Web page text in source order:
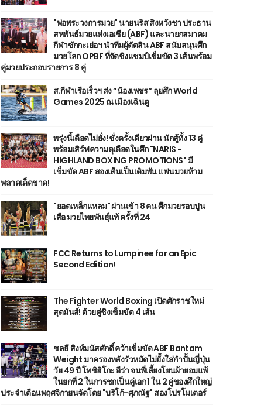
"พ่อพระวงการมวย" นายนริส สิงหวังชา ประธาน
สหพันธ์มวยแห่งเอเชีย (ABF) และนายกสมาคม
กีฬาซักกะเย่อฯ นำทีมผู้ตัดสิน ABF สนับสนุนศึก
มวยโลก OPBF ที่จัดชิงแชมป์เข็มขัด 3 เส้นพร้อม
คู่มวยประกอบรายการ 8 คู่
ส.กีฬาเรือเร็วฯ ส่ง ”น้องเพชร“ ลุยศึก World
Games 2025 ณ เมืองเฉินตู
พรุ่งนี้เดือดไม่ยั่ง! ชั่งครั้งเดียวผ่าน นักสู้ทั้ง 13 คู่
พร้อมเสิร์ฟความดุเดือดในศึก "NARIS -
HIGHLAND BOXING PROMOTIONS" มี
เข็มขัด ABF สองเส้นเป็นเดิมพัน แฟนมวยห้าม
พลาดเด็ดขาด!
"ยอดเหล็กแหลม" ผ่านเข้า 8 คน ศึกมวยรอบปูน
เสือ มวยไทยพันธุ์แท้ ครั้งที่ 24
FCC Returns to Lumpinee for an Epic
Second Edition!
The Fighter World Boxing เปิดศักราชใหม่
สุดมันส์! ด้วยคู่ชิงเข็มขัด 4 เส้น
ชลธี สิงห์มนัสศักดิ์ คว้าเข็มขัด ABF Bantam
Weight มาครองหลังรัวหมัดไม่ยั้งใส่กำปั้นญี่ปุ่น
วัย 49 ปี โทชิฮิโกะ อีร่า จนพี่เลี้ยงโยนผ้ายอมแพ้
ในยกที่ 2 ในการชกเป็นคู่เอก 1 ใน 2 คู่ของศึกใหญ่
ประจำเดือนพฤศจิกายนจัดโดย "บริโก้-ศุภณัฐ" สองโปรโมเตอร์